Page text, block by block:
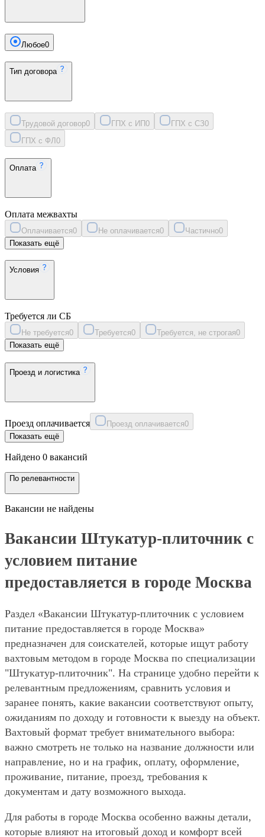
Любое0
Тип договора
Трудовой договор0 ГПХ с ИП0 ГПХ с СЗ0
ГПХ с ФЛ 0
Оплата
Оплата межвахты
Оплачивается0 Не оплачивается0 Частично0
Показать ещё
Условия
Требуется ли СБ
Не требуется0 Требуется0 Требуется, не строгая0
Показать ещё
Проезд и логистика
Проезд оплачивается Проезд оплачивается0
Показать ещё
Найдено 0 вакансий
По релевантности
Вакансии не найдены
Вакансии Штукатур-плиточник с
условием питание
предоставляется в городе Москва
Раздел «Вакансии Штукатур-плиточник с условием
питание предоставляется в городе Москва»
предназначен для соискателей, которые ищут работу
вахтовым методом в городе Москва по специализации
"Штукатур-плиточник". На странице удобно перейти к
релевантным предложениям, сравнить условия и
заранее понять, какие вакансии соответствуют опыту,
ожиданиям по доходу и готовности к выезду на объект.
Вахтовый формат требует внимательного выбора:
важно смотреть не только на название должности или
направление, но и на график, оплату, оформление,
проживание, питание, проезд, требования к
документам и дату возможного выхода.
Для работы в городе Москва особенно важны детали,
которые влияют на итоговый доход и комфорт всей